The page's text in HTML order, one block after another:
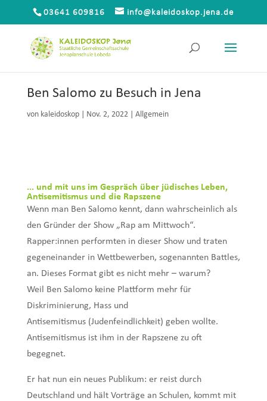
03641 609816 info@kaleidoskop.jena.de
Ben Salomo zu Besuch in Jena
von kaleidoskop| Nov. 2, 2022| Allgemein
... und mit uns im Gespräch über jüdisches Leben,
Antisemitismus und die Rapszene
Wenn man Ben Salomo kennt, dann wahrscheinlich als
den Gründer der Show „Rap am Mittwoch“.
Rapper:innen performten in dieser Show und traten
gegeneinander in Wettbewerben, sogenannten Battles,
an. Dieses Format gibt es nicht mehr – warum?
Weil
Ben Salomo keine Plattform mehr für
Diskriminierung, Hass und
Antisemitismus (Judenfeindlichkeit) geben wollte.
Antisemitismus ist ihm in der Rapszene zu oft
begegnet.
Er hat nun ein neues Publikum: er reist durch
Deutschland und hält Vorträge an Schulen, kommt mit